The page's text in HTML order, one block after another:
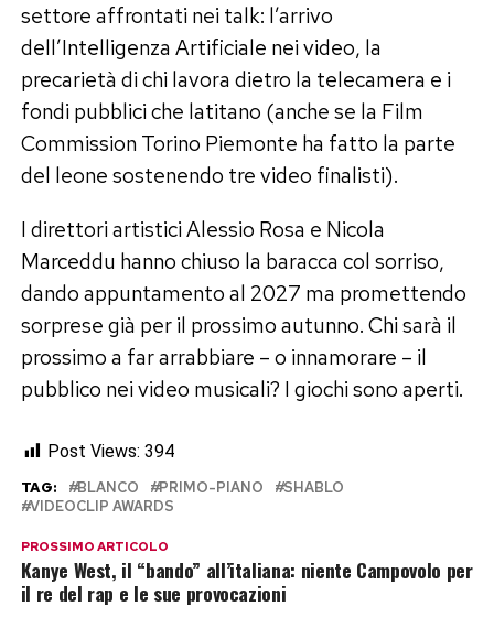
settore affrontati nei talk: l’arrivo
dell’Intelligenza Artificiale nei video, la
precarietà di chi lavora dietro la telecamera e i
fondi pubblici che latitano (anche se la Film
Commission Torino Piemonte ha fatto la parte
del leone sostenendo tre video finalisti).
I direttori artistici Alessio Rosa e Nicola
Marceddu hanno chiuso la baracca col sorriso,
dando appuntamento al 2027 ma promettendo
sorprese già per il prossimo autunno. Chi sarà il
prossimo a far arrabbiare – o innamorare – il
pubblico nei video musicali? I giochi sono aperti.
Post Views: 394
TAG: BLANCO PRIMO-PIANO
SHABLO
VIDEOCLIP AWARDS
PROSSIMO ARTICOLO
Kanye West, il “bando” all’italiana: niente Campovolo per
il re del rap e le sue provocazioni